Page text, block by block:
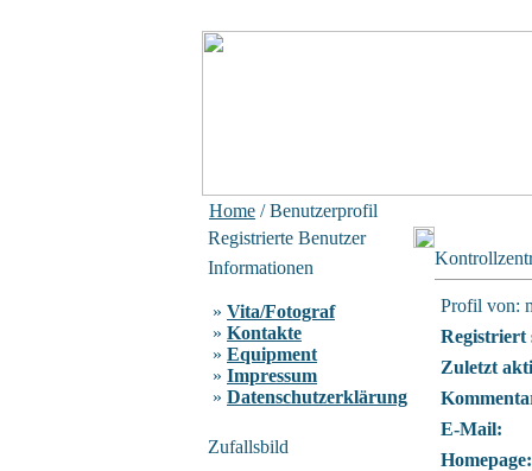
Home / Benutzerprofil
Registrierte Benutzer
Informationen
» Vita/Fotograf
» Kontakte
» Equipment
» Impressum
» Datenschutzerklärung
Zufallsbild
Profil von:
Registriert
Zuletzt
E-Mail:
Homepage: